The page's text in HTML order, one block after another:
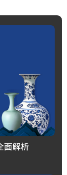
面解析